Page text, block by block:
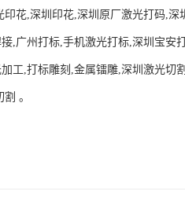
印花,深圳印花,深圳原厂激光打码,
,广州打标,手机激光打标,深圳宝安
工,打标雕刻,金属镭雕,深圳激光
。